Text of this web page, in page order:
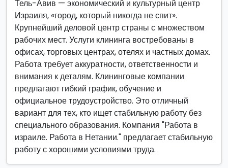
Тель-Авив — экономический и культурный центр
Израиля, «город, который никогда не спит».
Крупнейший деловой центр страны с множеством
рабочих мест. Услуги клининга востребованы в
офисах, торговых центрах, отелях и частных домах.
Работа требует аккуратности, ответственности и
внимания к деталям. Клининговые компании
предлагают гибкий график, обучение и
официальное трудоустройство. Это отличный
вариант для тех, кто ищет стабильную работу без
специального образования. Компания "Работа в
израиле. Работа в Нетании." предлагает стабильную
работу с хорошими условиями труда.